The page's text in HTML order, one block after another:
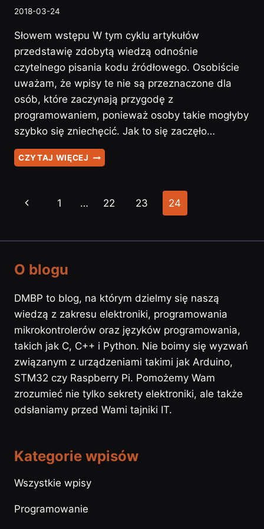
2018-03-24
Słowem wstępu W tym cyklu artykułów
przedstawię zdobytą wiedzą odnośnie
czytelnego pisania kodu źródłowego. Osobiście
uważam, że wpisy te nie są przeznaczone dla
osób, które zaczynają przygodę z
programowaniem, ponieważ osoby takie mogłyby
szybko się zniechęcić. Jak to się zaczęło…
CZYTAJ WIĘCEJ PRZEJRZYSTE
PROGRAMOWANIE
Nawigacja
Poprzednia
1 … 22 23 24
O blogu
DMBP to blog, na którym dzielmy się naszą
wiedzą z zakresu elektroniki, programowania
mikrokontrolerów oraz języków programowania,
takich jak C, C++ i Python. Nie boimy się wyzwań
związanym z urządzeniami takimi jak Arduino,
STM32 czy Raspberry Pi. Pomożemy Wam
zrozumieć nie tylko sekrety elektroniki, ale także
odsłaniamy przed Wami tajniki IT.
Kategorie wpisów
Wszystkie wpisy
Programowanie